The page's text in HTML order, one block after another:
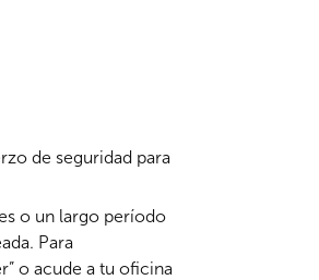
de seguridad para
o un largo período
Para
o acude a tu oficina